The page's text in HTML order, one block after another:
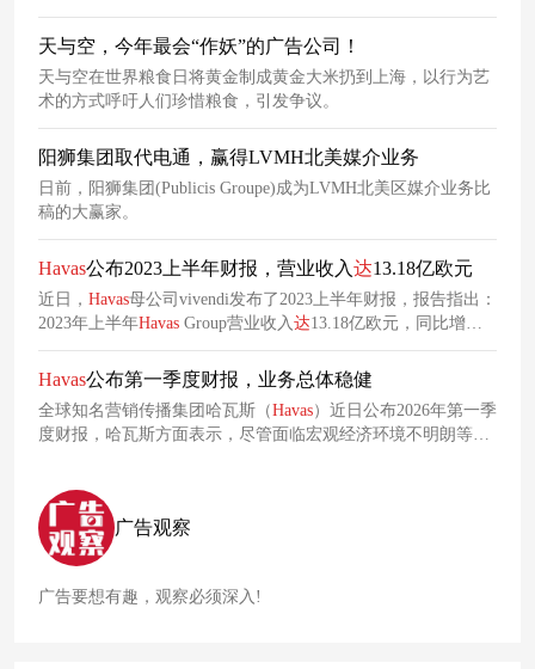
天与空，今年最会“作妖”的广告公司！
天与空在世界粮食日将黄金制成黄金大米扔到上海，以行为艺
术的方式呼吁人们珍惜粮食，引发争议。
阳狮集团取代电通，赢得LVMH北美媒介业务
日前，阳狮集团(Publicis Groupe)成为LVMH北美区媒介业务比
稿的大赢家。
Havas公布2023上半年财报，营业收入达13.18亿欧元
近日， Havas母公司vivendi发布了2023上半年财报，报告指出：
2023年上半年Havas Group营业收入 达13.18亿欧元，同比增长
4.9%，有机增长4.2%。
Havas公布第一季度财报，业务总体稳健
全球知名营销传播集团哈瓦斯（Havas）近日公布2026年第一季
度财报，哈瓦斯方面表示，尽管面临宏观经济环境不明朗等挑
广告观察
广告要想有趣，观察必须深入!